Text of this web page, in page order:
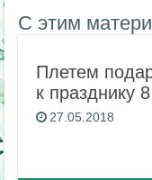
С этим
Плетем
к празднику
27.05.2018